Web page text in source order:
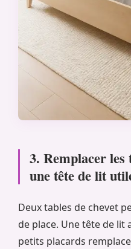
3. Remplacer les
une tête de lit
Deux tables de chevet
de place. Une tête de lit
petits placards